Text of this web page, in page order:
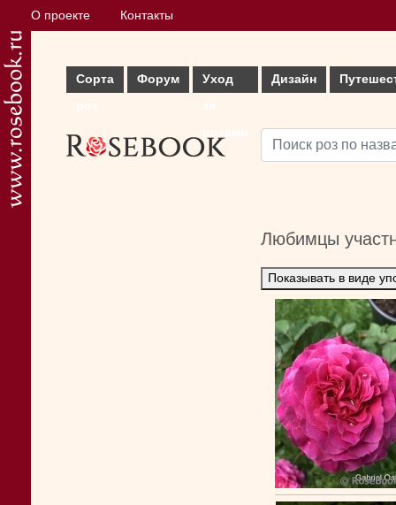
О проекте Контакты
Сорта
Форум
Уход
Дизайн
Любимцы
Показывать в виде